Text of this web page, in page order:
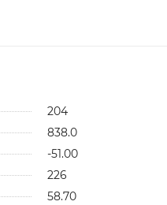
204
838.0
-51.00
226
58.70